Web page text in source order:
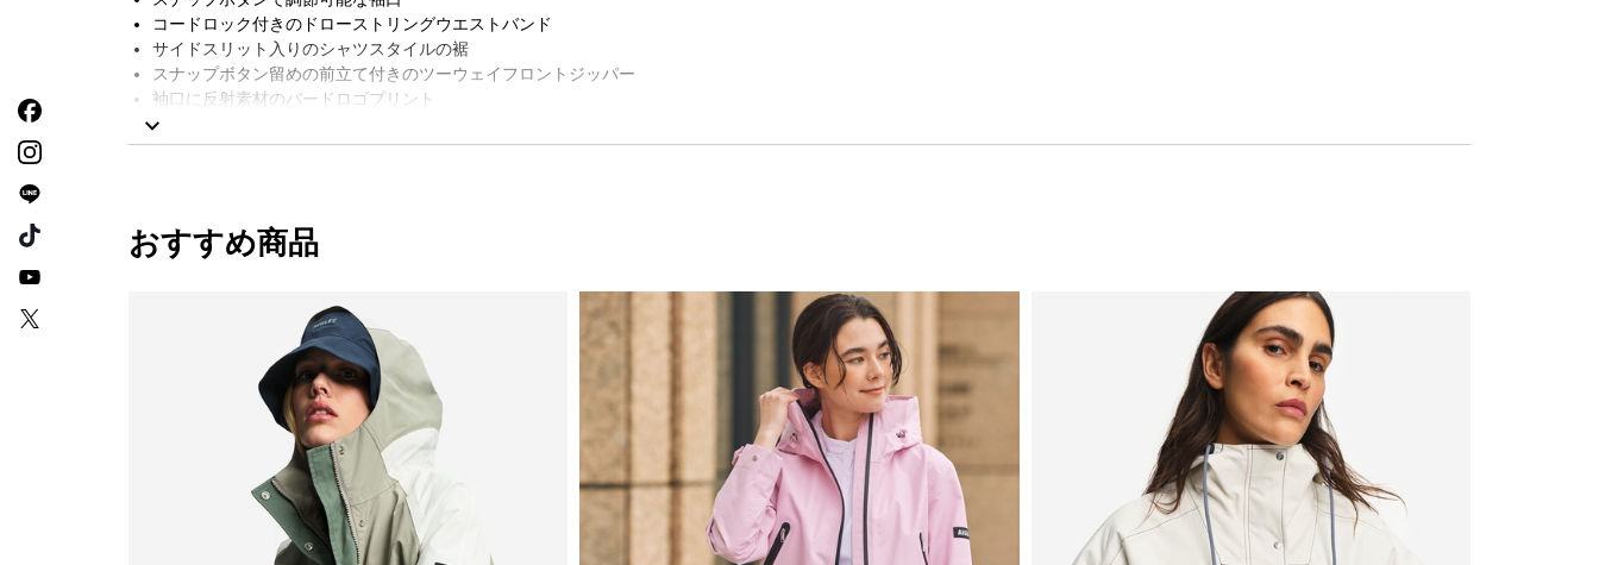
コードロック付きのドローストリングウエストバンド
サイドスリット入りのシャツスタイルの裾
スナップボタン留めの前立て付きのツーウェイフロントジッパー
袖口に反射素材のバードロゴプリント
シリコン製Aigleバッジ
防水シーム
AIGLE FOR TOMORROW（再生素材や環境に配慮した生産背景を持つ商品）
おすすめ商品